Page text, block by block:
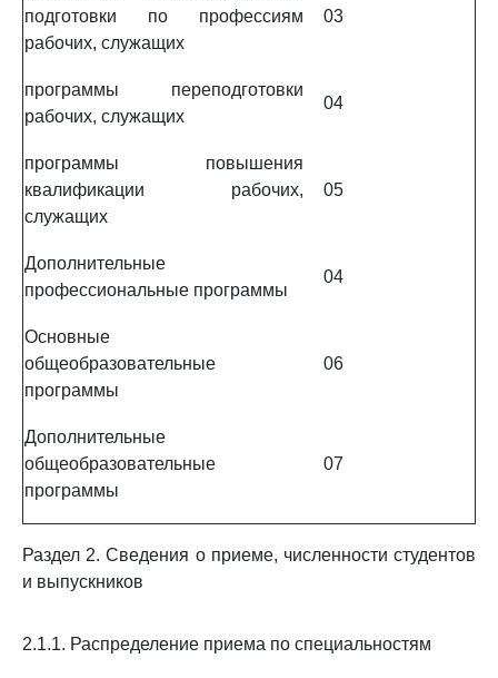
подготовки по профессиям
рабочих, служащих
03
программы переподготовки
рабочих, служащих
04
программы повышения
квалификации рабочих,
служащих
05
Дополнительные
профессиональные программы
04
Основные
общеобразовательные
программы
06
Дополнительные
общеобразовательные
программы
07
Раздел 2. Сведения о приеме, численности студентов
и выпускников
2.1.1. Распределение приема по специальностям